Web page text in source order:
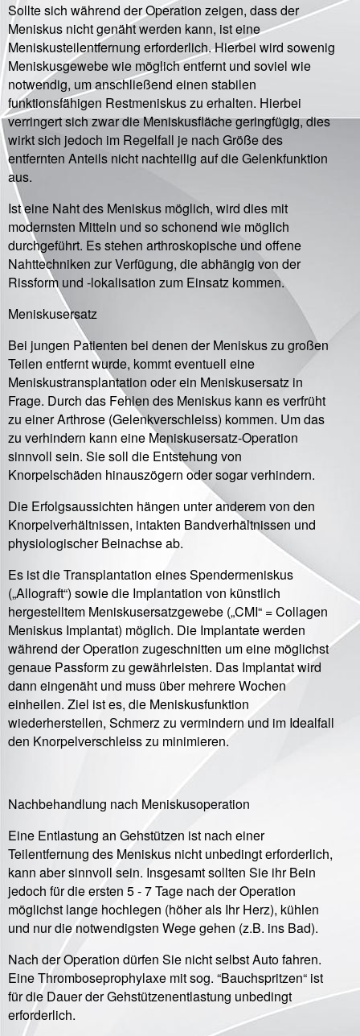
Sollte sich während der Operation zeigen, dass der
Meniskus nicht genäht werden kann, ist eine
Meniskusteilentfernung erforderlich. Hierbei wird sowenig
Meniskusgewebe wie möglich entfernt und soviel wie
notwendig, um anschließend einen stabilen
funktionsfähigen Restmeniskus zu erhalten. Hierbei
verringert sich zwar die Meniskusfläche geringfügig, dies
wirkt sich jedoch im Regelfall je nach Größe des
entfernten Anteils nicht nachteilig auf die Gelenkfunktion
aus.
Ist eine Naht des Meniskus möglich, wird dies mit
modernsten Mitteln und so schonend wie möglich
durchgeführt. Es stehen arthroskopische und offene
Nahttechniken zur Verfügung, die abhängig von der
Rissform und -lokalisation zum Einsatz kommen.
Meniskusersatz
Bei jungen Patienten bei denen der Meniskus zu großen
Teilen entfernt wurde, kommt eventuell eine
Meniskustransplantation oder ein Meniskusersatz in
Frage. Durch das Fehlen des Meniskus kann es verfrüht
zu einer Arthrose (Gelenkverschleiss) kommen. Um das
zu verhindern kann eine Meniskusersatz-Operation
sinnvoll sein. Sie soll die Entstehung von
Knorpelschäden hinauszögern oder sogar verhindern.
Die Erfolgsaussichten hängen unter anderem von den
Knorpelverhältnissen, intakten Bandverhältnissen und
physiologischer Beinachse ab.
Es ist die Transplantation eines Spendermeniskus
(„Allograft“) sowie die Implantation von künstlich
hergestelltem Meniskusersatzgewebe („CMI“ = Collagen
Meniskus Implantat) möglich. Die Implantate werden
während der Operation zugeschnitten um eine möglichst
genaue Passform zu gewährleisten. Das Implantat wird
dann eingenäht und muss über mehrere Wochen
einheilen. Ziel ist es, die Meniskusfunktion
wiederherstellen, Schmerz zu vermindern und im Idealfall
den Knorpelverschleiss zu minimieren.
Nachbehandlung nach Meniskusoperation
Eine Entlastung an Gehstützen ist nach einer
Teilentfernung des Meniskus nicht unbedingt erforderlich,
kann aber sinnvoll sein. Insgesamt sollten Sie ihr Bein
jedoch für die ersten 5 - 7 Tage nach der Operation
möglichst lange hochlegen (höher als Ihr Herz), kühlen
und nur die notwendigsten Wege gehen (z.B. ins Bad).
Nach der Operation dürfen Sie nicht selbst Auto fahren.
Eine Thromboseprophylaxe mit sog. “Bauchspritzen“ ist
für die Dauer der Gehstützenentlastung unbedingt
erforderlich.